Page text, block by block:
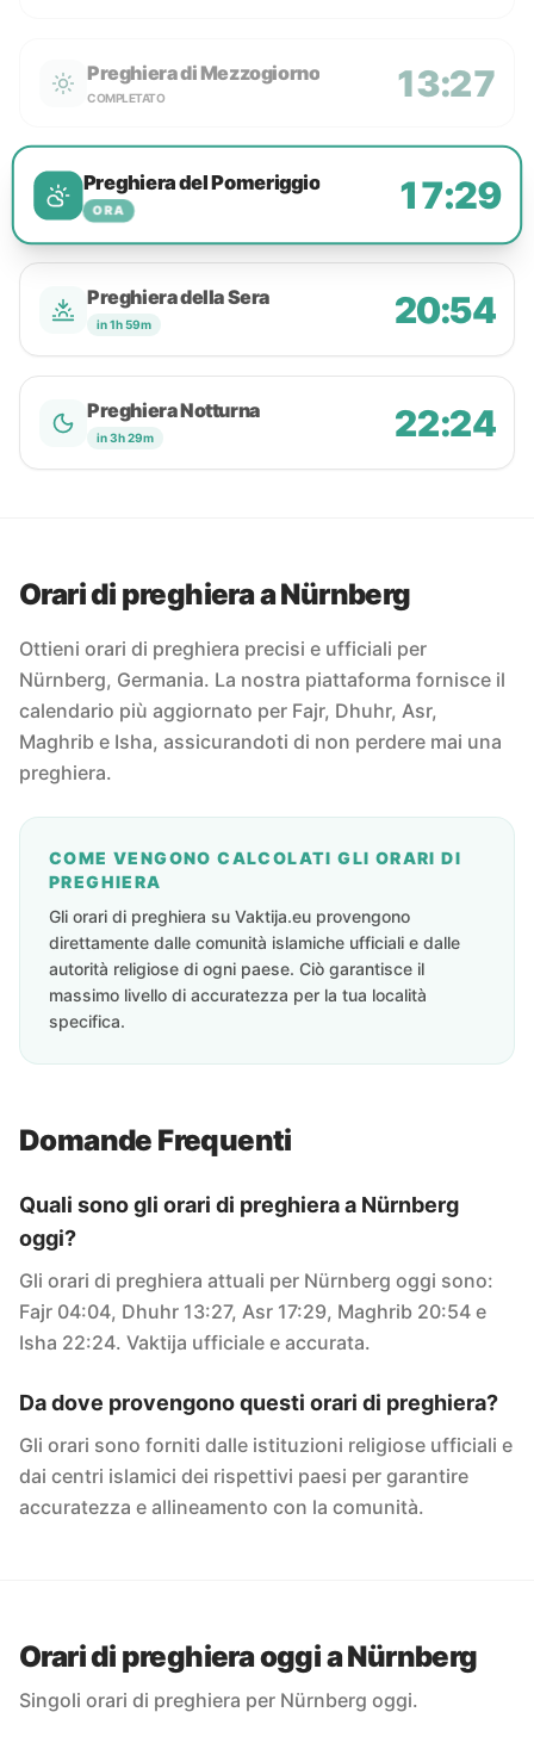
Preghiera di Mezzogiorno
COMPLETATO 13:27
Preghiera del Pomeriggio
ORA 17:29
Preghiera della Sera
in 1h 59m 20:54
Preghiera Notturna
in 3h 29m 22:24
Orari di preghiera a Nürnberg
Ottieni orari di preghiera precisi e ufficiali per
Nürnberg, Germania. La nostra piattaforma fornisce il
calendario più aggiornato per Fajr, Dhuhr, Asr,
Maghrib e Isha, assicurandoti di non perdere mai una
preghiera.
COME VENGONO CALCOLATI GLI ORARI DI
PREGHIERA
Gli orari di preghiera su Vaktija.eu provengono
direttamente dalle comunità islamiche ufficiali e dalle
autorità religiose di ogni paese. Ciò garantisce il
massimo livello di accuratezza per la tua località
specifica.
Domande Frequenti
Quali sono gli orari di preghiera a Nürnberg
oggi?
Gli orari di preghiera attuali per Nürnberg oggi sono:
Fajr 04:04, Dhuhr 13:27, Asr 17:29, Maghrib 20:54 e
Isha 22:24. Vaktija ufficiale e accurata.
Da dove provengono questi orari di preghiera?
Gli orari sono forniti dalle istituzioni religiose ufficiali e
dai centri islamici dei rispettivi paesi per garantire
accuratezza e allineamento con la comunità.
Orari di preghiera oggi a Nürnberg
Singoli orari di preghiera per Nürnberg oggi.